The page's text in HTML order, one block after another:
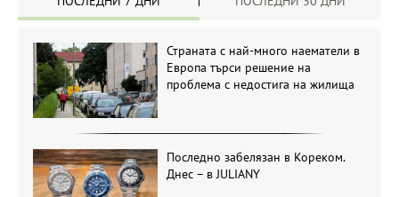
Страната с най-много наематели в
Европа търси решение на
проблема с недостига на жилища
Последно забелязан в Кореком.
Днес – в JULIANY